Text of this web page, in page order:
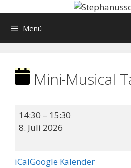
Inhalt Menü
Mini-Musical
Mini-
Musical
Tabaluga
14:30 – 15:30
8. Juli 2026
iCalGoogle Kalender